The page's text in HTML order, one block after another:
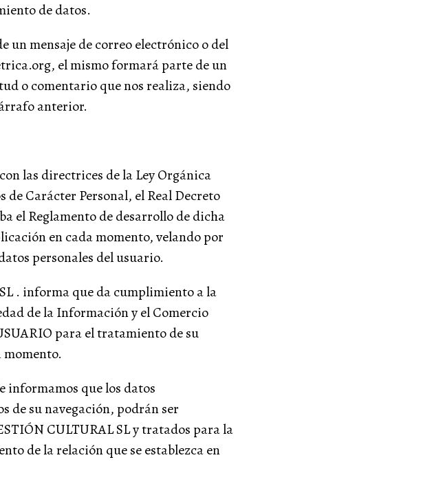
de datos.
un mensaje de correo electrónico o del
el mismo formará parte de un
o comentario que nos realiza, siendo
anterior.
las directrices de la Ley Orgánica
de Carácter Personal, el Real Decreto
el Reglamento de desarrollo de dicha
en cada momento, velando por
personales del usuario.
. informa que da cumplimiento a la
de la Información y el Comercio
para el tratamiento de su
informamos que los datos
de su navegación, podrán ser
CULTURAL SL y tratados para la
de la relación que se establezca en